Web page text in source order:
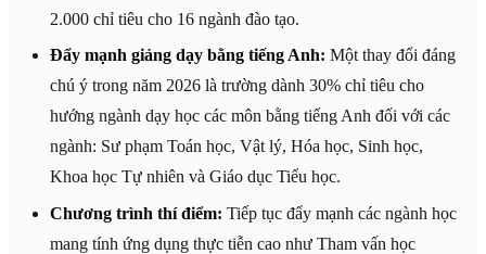
2.000 chỉ tiêu cho 16 ngành đào tạo.
Đẩy mạnh giảng dạy bằng tiếng Anh: Một thay đổi đáng
chú ý trong năm 2026 là trường dành 30% chỉ tiêu cho
hướng ngành dạy học các môn bằng tiếng Anh đối với các
ngành: Sư phạm Toán học, Vật lý, Hóa học, Sinh học,
Khoa học Tự nhiên và Giáo dục Tiểu học.
Chương trình thí điểm: Tiếp tục đẩy mạnh các ngành học
mang tính ứng dụng thực tiễn cao như Tham vấn học